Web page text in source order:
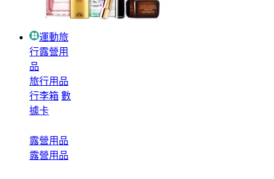
運動旅
行露營用
品
旅行用品
行李箱 數
據卡
露營用品
露營用品